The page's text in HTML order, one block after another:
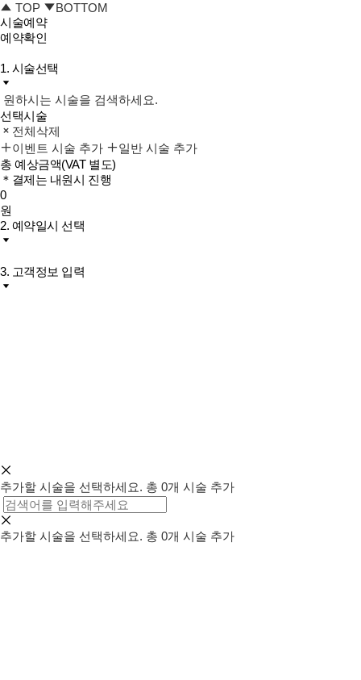
TOP
BOTTOM
시술예약
예약확인
1. 시술선택
원하시는 시술을 검색하세요.
선택시술
전체삭제
이벤트 시술 추가
일반 시술 추가
총 예상금액(VAT 별도)
＊결제는 내원시 진행
0
원
2. 예약일시 선택
3. 고객정보 입력
추가할 시술을 선택하세요. 총 0개 시술 추가
추가할 시술을 선택하세요. 총 0개 시술 추가